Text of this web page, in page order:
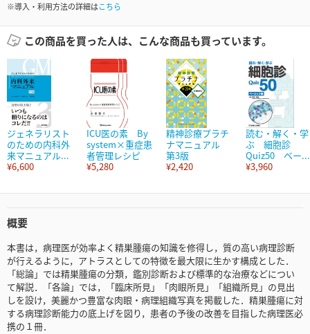
※導入・利用方法の詳細はこちら
この商品を買った人は、こんな商品も買っています。
ジェネラリスト
のための内科外
来マニュアル...
¥6,600
ICU医の素 By
system×重症患
者管理レシピ
¥5,280
精神診療プラチ
ナマニュアル
第3版
¥2,420
読む・解く・学
ぶ 細胞診
Quiz50 ベー...
¥3,960
概要
本書は，病理医が効率よく精巣腫瘍の知識を修得し，質の高い病理診断
が行えるように，アトラスとしての特徴を最大限に生かす構成とした．
「総論」では精巣腫瘍の分類，鑑別診断および標準的な治療などについ
て解説．「各論」では，「臨床所見」「肉眼所見」「組織所見」の見出
しを設け，美麗かつ豊富な肉眼・病理組織写真を掲載した．精巣腫瘍に対
する病理診断能力の底上げを図り，患者の予後の改善を目指した病理医必
携の１冊．